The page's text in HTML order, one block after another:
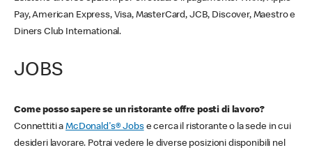
Pay, American Express, Visa, MasterCard, JCB, Discover, Maestro e
Diners Club International.
JOBS
Come posso sapere se un ristorante offre posti di lavoro?
Connettiti aMcDonald's® Jobse cerca il ristorante o la sede in cui
desideri lavorare. Potrai vedere le diverse posizioni disponibili nel